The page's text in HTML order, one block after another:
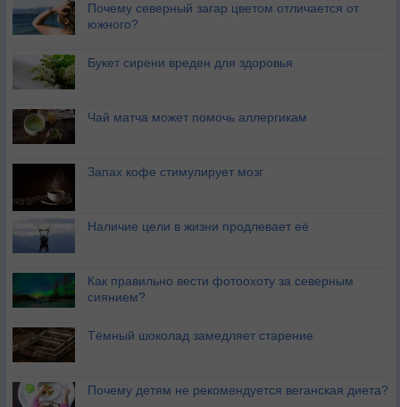
Почему северный загар цветом отличается от
южного?
Букет сирени вреден для здоровья
Чай матча может помочь аллергикам
Запах кофе стимулирует мозг
Наличие цели в жизни продлевает её
Как правильно вести фотоохоту за северным
сиянием?
Тёмный шоколад замедляет старение
Почему детям не рекомендуется веганская диета?